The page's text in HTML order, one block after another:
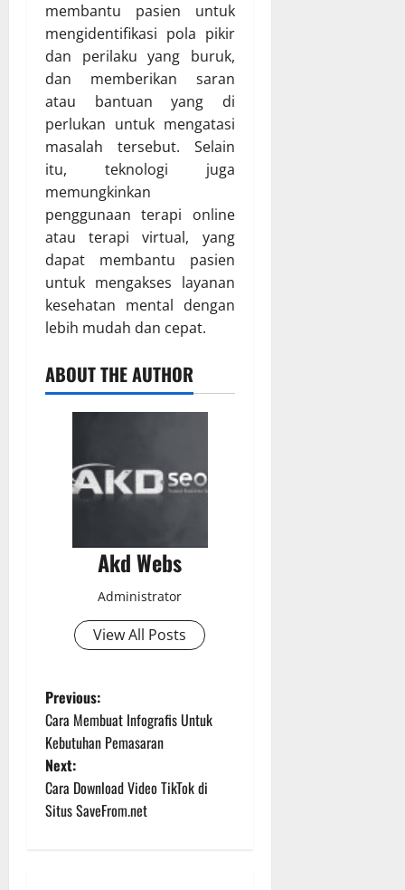
membantu pasien untuk
mengidentifikasi pola pikir
dan perilaku yang buruk,
dan memberikan saran
atau bantuan yang di
perlukan untuk mengatasi
masalah tersebut. Selain
itu, teknologi juga
memungkinkan
penggunaan terapi online
atau terapi virtual, yang
dapat membantu pasien
untuk mengakses layanan
kesehatan mental dengan
lebih mudah dan cepat.
ABOUT THE AUTHOR
Akd Webs
Administrator
View All Posts
P
o
s
t
Previous:
Cara Membuat Infografis Untuk
Kebutuhan Pemasaran
Next:
Cara Download Video TikTok di
Situs SaveFrom.net